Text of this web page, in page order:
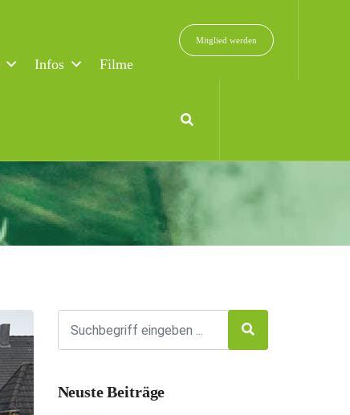
Infos
Filme
Mitglied werden
Neuste Beiträge